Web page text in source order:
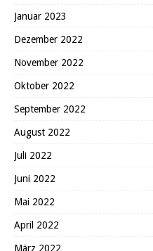
Januar 2023
Dezember 2022
November 2022
Oktober 2022
September 2022
August 2022
Juli 2022
Juni 2022
Mai 2022
April 2022
März 2022